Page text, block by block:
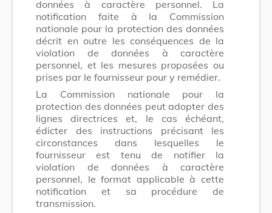
données à caractère personnel. La
notification faite à la Commission
nationale pour la protection des données
décrit en outre les conséquences de la
violation de données à caractère
personnel, et les mesures proposées ou
prises par le fournisseur pour y remédier.
La Commission nationale pour la
protection des données peut adopter des
lignes directrices et, le cas échéant,
édicter des instructions précisant les
circonstances dans lesquelles le
fournisseur est tenu de notifier la
violation de données à caractère
personnel, le format applicable à cette
notification et sa procédure de
transmission.